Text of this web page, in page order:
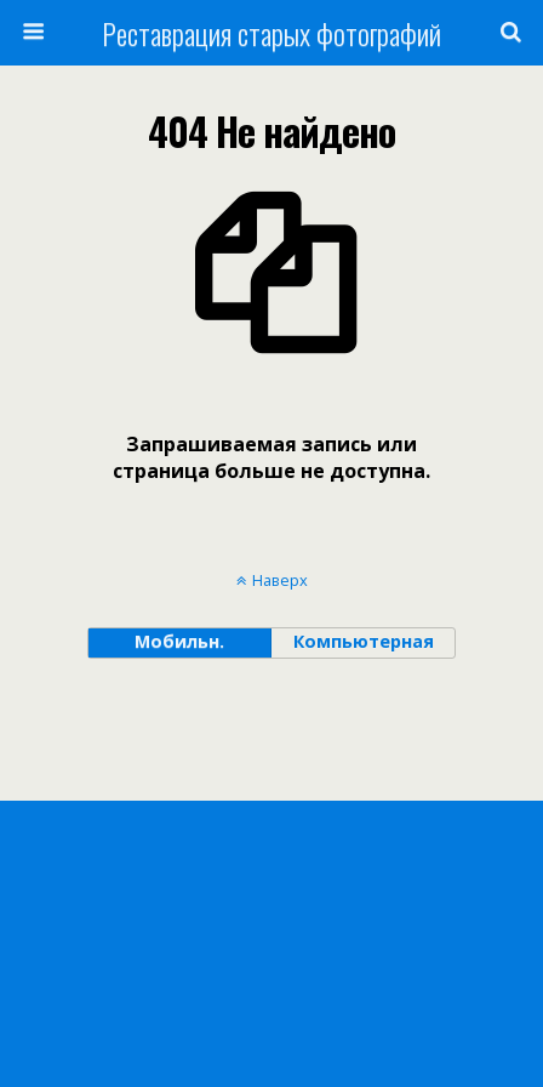
Реставрация старых фотографий
404 Не найдено
Запрашиваемая запись или
страница больше не доступна.
Наверх
Мобильн. Компьютерная